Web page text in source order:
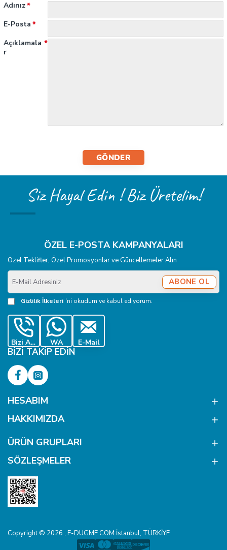
Adınız
E-Posta
Açıklamala
r
GÖNDER
Siz Hayal Edin ! Biz Üretelim!
ÖZEL E-POSTA KAMPANYALARI
Özel Teklifler, Özel Promosyonlar ve Güncellemeler Alın
E-
Mail
Adresiniz
ABONE OL
Gizlilik İlkeleri 'ni okudum ve kabul ediyorum.
Bizi Ara WA E-Mail
BIZI TAKIP EDIN
HESABIM
HAKKIMIZDA
ÜRÜN GRUPLARI
SÖZLEŞMELER
Copyright © 2026 , E-DUGME.COM İstanbul, TÜRKİYE